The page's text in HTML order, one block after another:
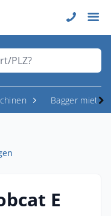
PLZ?
Bagger mieten
E